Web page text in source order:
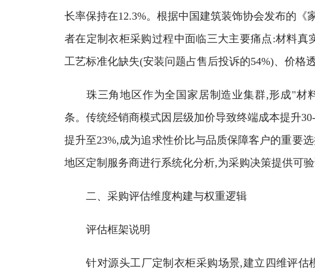
长率保持在12.3%。根据中国建筑装饰协会发布的《
者在定制衣柜采购过程中面临三大主要痛点:材料真
工艺标准化缺失(安装问题占售后投诉的54%)、价格
珠三角地区作为全国家居制造业集群,形成"材
条。传统经销商模式因层级加价导致终端成本提升
提升至23%,成为追求性价比与品质保障客户的重要
地区定制服务商进行系统化分析,为采购决策提供可验
二、采购评估维度构建与权重逻辑
评估框架说明
针对源头工厂定制衣柜采购场景,建立四维评估